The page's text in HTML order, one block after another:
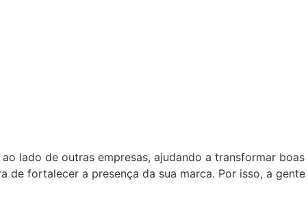
ao lado de outras empresas, ajudando a transformar
de fortalecer a presença da sua marca. Por isso, a